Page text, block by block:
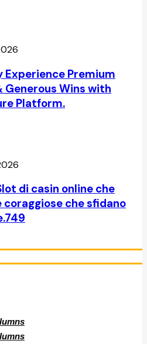
Experience Premium
Wins with
Platform.
di casin online che
coraggiose che sfidano